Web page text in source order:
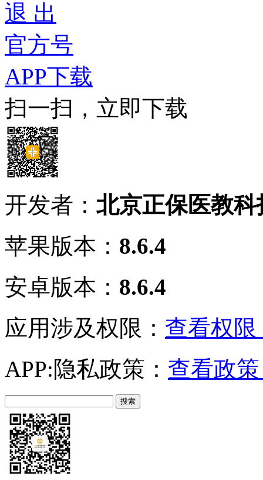
退 出
官方号
APP下载
扫一扫，立即下载
开发者： 北京正保医教
苹果版本： 8.6.4
安卓版本： 8.6.4
应用涉及权限： 查看权限
APP:隐私政策： 查看政